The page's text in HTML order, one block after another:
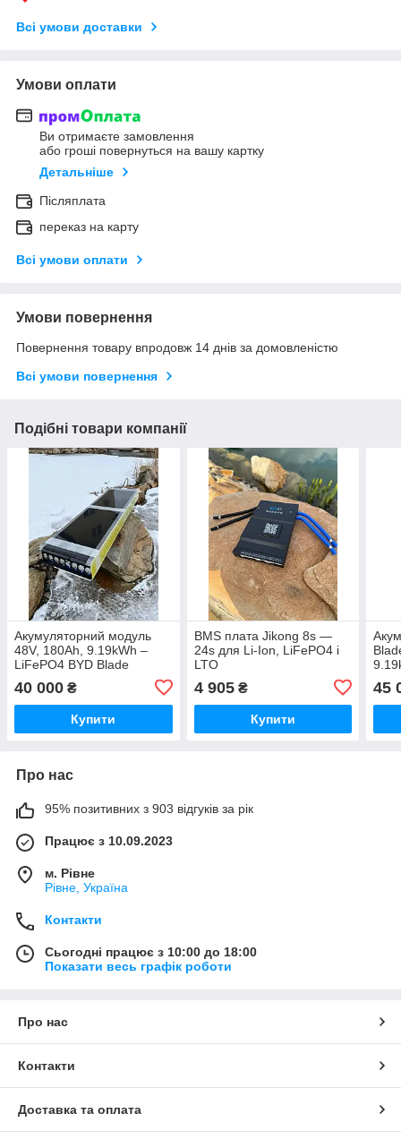
Всі умови доставки
Умови оплати
Ви отримаєте замовлення
або гроші повернуться на вашу картку
Детальніше
Післяплата
переказ на карту
Всі умови оплати
Умови повернення
Повернення товару впродовж 14 днів за домовленістю
Всі умови повернення
Подібні товари компанії
Акумуляторний модуль
48V, 180Ah, 9.19kWh –
LiFePO4 BYD Blade
40 000 ₴
Купити
BMS плата Jikong 8s —
24s для Li-Ion, LiFePO4 i
LTO
4 905₴
Купити
45
Про нас
95% позитивних з 903 відгуків за рік
Працює з 10.09.2023
м. Рівне
Рівне, Україна
Контакти
Сьогодні працює з 10:00 до 18:00
Показати весь графік роботи
Про нас
Контакти
Доставка та оплата